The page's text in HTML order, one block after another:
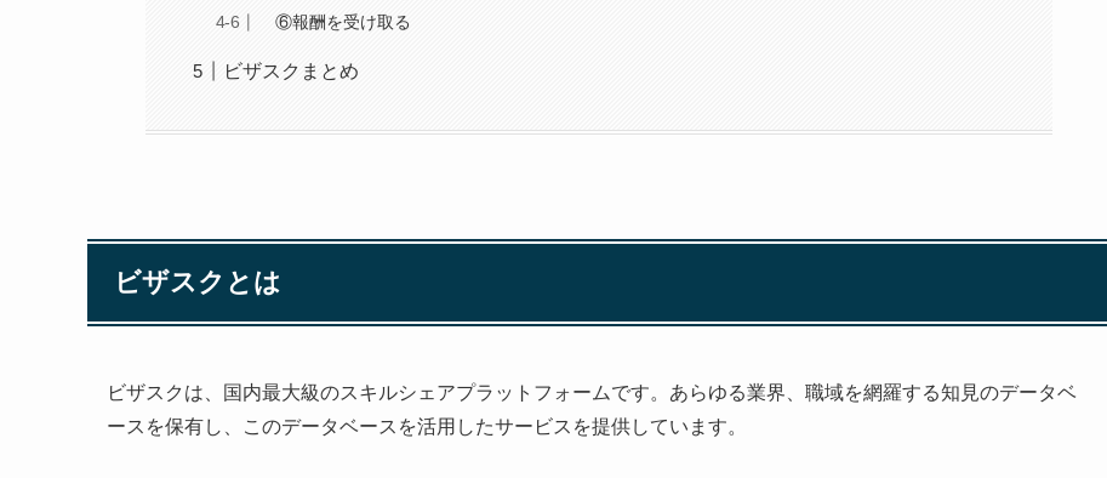
⑥報酬を受け取る
ビザスクまとめ
ビザスクとは
ビザスクは、国内最大級のスキルシェアプラットフォームです。あらゆる業界、職域を網羅する知見のデータベ
ースを保有し、このデータベースを活用したサービスを提供しています。